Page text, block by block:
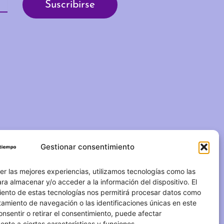
Gestionar consentimiento
las mejores experiencias, utilizamos tecnologías como las
almacenar y/o acceder a la información del dispositivo. El
de estas tecnologías nos permitirá procesar datos como
de navegación o las identificaciones únicas en este
o retirar el consentimiento, puede afectar
2 – 1ºA 28012 – Madrid
(+34) 623 183 283
info@otrotiempo.org